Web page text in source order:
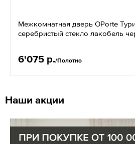
Межкомнатная дверь OPorte
серебристый стекло лакобель
6'075 р./Полотно
Наши акции